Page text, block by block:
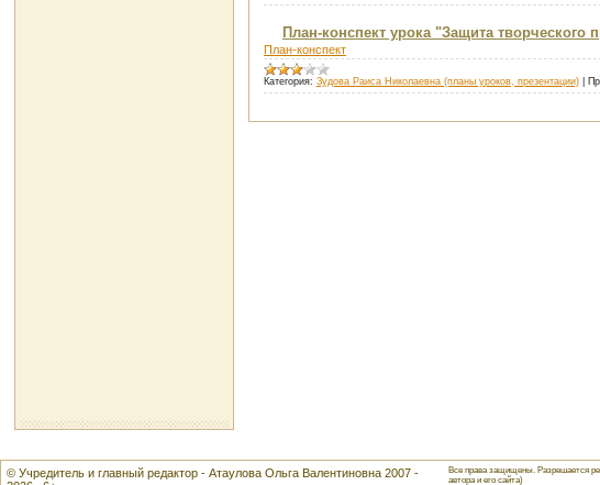
План-конспект урока "Защита творческого
План-конспект
Категория: Зудова Раиса Николаевна (планы уроков, презентации)
© Учредитель и главный редактор - Атаулова Ольга Валентиновна 2007 -
Все права защищены. Разрешается
автора и его сайта)